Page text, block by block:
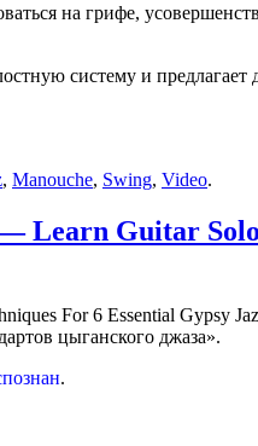
на грифе,
систему и
, Manouche, Swing, Video.
Learn Guitar
цыганского джаза».
.